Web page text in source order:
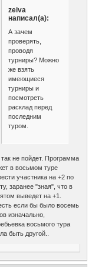
zeiva
написал(а):
А зачем
проверять,
проводя
турниры? Можно
же взять
имеющиеся
турниры и
посмотреть
расклад перед
последним
туром.
не пойдет. Программа
в восьмом туре
участника на +2 по
заранее "зная", что в
выведет на +1.
если бы было восемь
изначально,
восьмого тура
быть другой..